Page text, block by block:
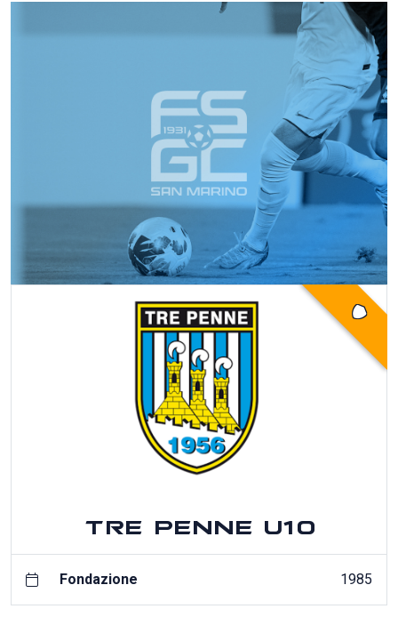
TRE PENNE U10
Fondazione 1985